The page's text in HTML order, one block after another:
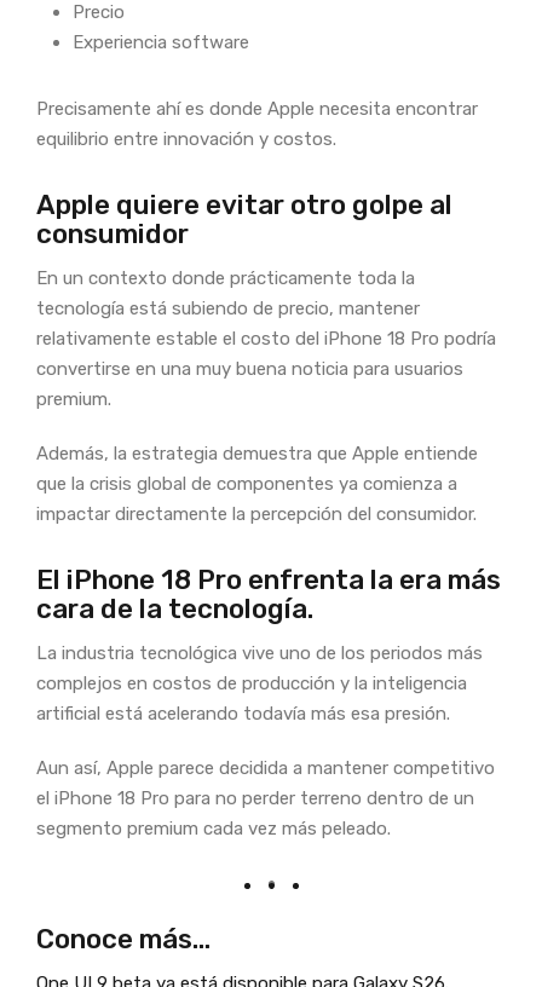
Precio
Experiencia software
Precisamente ahí es donde Apple necesita encontrar
equilibrio entre innovación y costos.
Apple quiere evitar otro golpe al
consumidor
En un contexto donde prácticamente toda la
tecnología está subiendo de precio, mantener
relativamente estable el costo del iPhone 18 Pro podría
convertirse en una muy buena noticia para usuarios
premium.
Además, la estrategia demuestra que Apple entiende
que la crisis global de componentes ya comienza a
impactar directamente la percepción del consumidor.
El iPhone 18 Pro enfrenta la era más
cara de la tecnología.
La industria tecnológica vive uno de los periodos más
complejos en costos de producción y la inteligencia
artificial está acelerando todavía más esa presión.
Aun así, Apple parece decidida a mantener competitivo
el iPhone 18 Pro para no perder terreno dentro de un
segmento premium cada vez más peleado.
Conoce más…